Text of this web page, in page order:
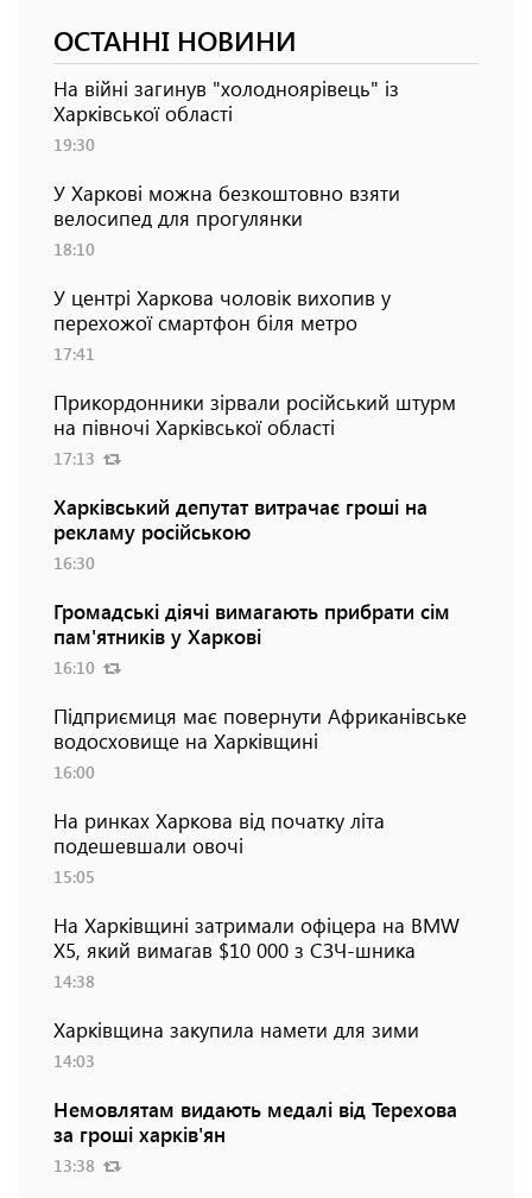
ОСТАННІ НОВИНИ
На війні загинув "холодноярівець" із
Харківської області
19:30
У Харкові можна безкоштовно взяти
велосипед для прогулянки
18:10
У центрі Харкова чоловік вихопив у
перехожої смартфон біля метро
17:41
Прикордонники зірвали російський штурм
на півночі Харківської області
17:13
Харківський депутат витрачає гроші на
рекламу російською
16:30
Громадські діячі вимагають прибрати сім
пам'ятників у Харкові
16:10
Підприємиця має повернути Африканівське
водосховище на Харківщині
16:00
На ринках Харкова від початку літа
подешевшали овочі
15:05
На Харківщині затримали офіцера на BMW
Х5, який вимагав $10 000 з СЗЧ-шника
14:38
Харківщина закупила намети для зими
14:03
Немовлятам видають медалі від Терехова
за гроші харків'ян
13:38